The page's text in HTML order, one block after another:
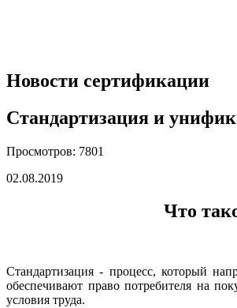
Новости сертификации
Стандартизация и
Просмотров: 7801
02.08.2019
Что
Стандартизация - процесс, который
обеспечивают право потребителя на
условия труда.